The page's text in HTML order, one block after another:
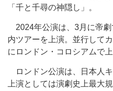
「千と千尋の神隠し」。
2024年公演は、3月に帝劇
内ツアーを上演。並行して
にロンドン・コロシアムで
ロンドン公演は、日本人
上演としては演劇史上最大